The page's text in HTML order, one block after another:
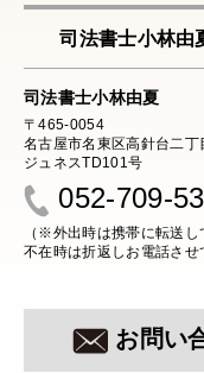
司法書士小林由
司法書士小林由夏
〒465-0054
名古屋市名東区高針台二丁
ジュネスTD101号
052-709-
（※外出時は携帯に転送し
不在時は折返しお電話させ
お問い